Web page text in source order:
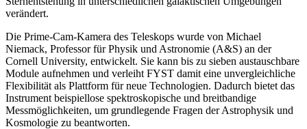
verändert.
Die Prime-Cam-Kamera des Teleskops wurde von Michael
Niemack, Professor für Physik und Astronomie (A&S) an der
Cornell University, entwickelt. Sie kann bis zu sieben austauschbare
Module aufnehmen und verleiht FYST damit eine unvergleichliche
Flexibilität als Plattform für neue Technologien. Dadurch bietet das
Instrument beispiellose spektroskopische und breitbandige
Messmöglichkeiten, um grundlegende Fragen der Astrophysik und
Kosmologie zu beantworten.